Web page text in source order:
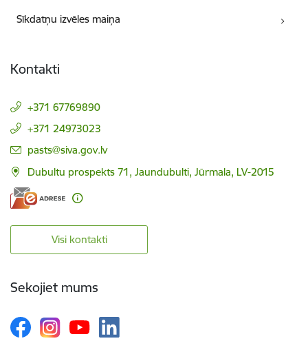
Sīkdatņu izvēles maiņa
Kontakti
+371 67769890
+371 24973023
E-pasts:
pasts@siva.gov.lv
Dubultu prospekts 71, Jaundubulti, Jūrmala, LV-2015
Visi kontakti
Sekojiet mums